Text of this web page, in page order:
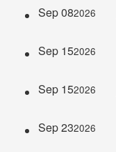
Sep 082026
Sep 152026
Sep 152026
Sep 232026